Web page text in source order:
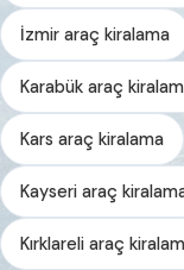
İzmir araç kiralama
Karabük araç
Kars araç kiralama
Kayseri araç
Kırklareli araç